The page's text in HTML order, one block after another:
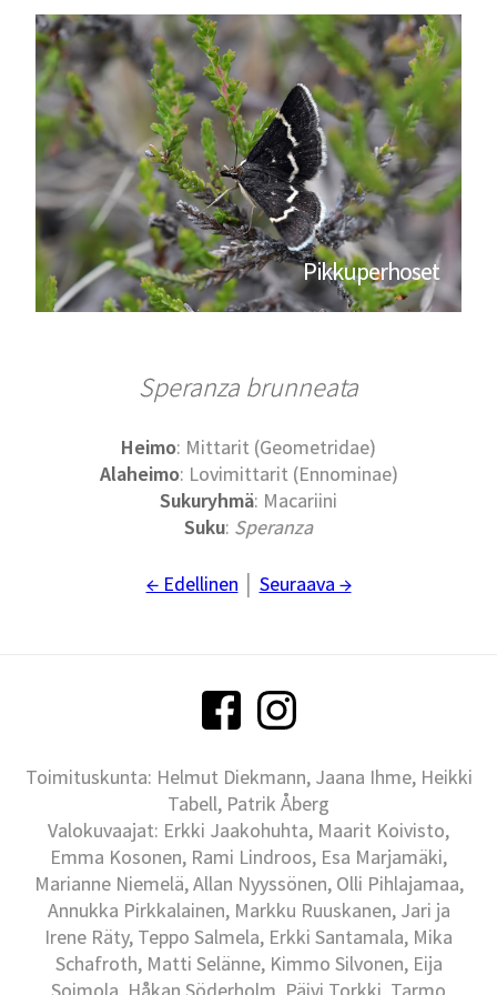
Pikkuperhoset
Speranza brunneata
Heimo: Mittarit (Geometridae)
Alaheimo: Lovimittarit (Ennominae)
Sukuryhmä: Macariini
Suku: Speranza
← Edellinen Seuraava →
Toimituskunta: Helmut Diekmann, Jaana Ihme, Heikki
Tabell, Patrik Åberg
Valokuvaajat: Erkki Jaakohuhta, Maarit Koivisto,
Emma Kosonen, Rami Lindroos, Esa Marjamäki,
Marianne Niemelä, Allan Nyyssönen, Olli Pihlajamaa,
Annukka Pirkkalainen, Markku Ruuskanen, Jari ja
Irene Räty, Teppo Salmela, Erkki Santamala, Mika
Schafroth, Matti Selänne, Kimmo Silvonen, Eija